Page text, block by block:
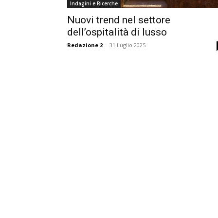
Indagini e Ricerche
Nuovi trend nel settore
dell’ospitalità di lusso
Redazione 2 - 31 Luglio 2025